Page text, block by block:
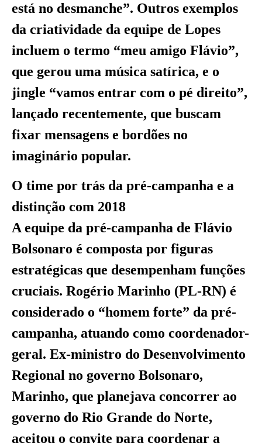
está no desmanche”. Outros exemplos
da criatividade da equipe de Lopes
incluem o termo “meu amigo Flávio”,
que gerou uma música satírica, e o
jingle “vamos entrar com o pé direito”,
lançado recentemente, que buscam
fixar mensagens e bordões no
imaginário popular.
O time por trás da pré-campanha e a
distinção com 2018
A equipe da pré-campanha de Flávio
Bolsonaro é composta por figuras
estratégicas que desempenham funções
cruciais. Rogério Marinho (PL-RN) é
considerado o “homem forte” da pré-
campanha, atuando como coordenador-
geral. Ex-ministro do Desenvolvimento
Regional no governo Bolsonaro,
Marinho, que planejava concorrer ao
governo do Rio Grande do Norte,
aceitou o convite para coordenar a